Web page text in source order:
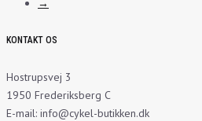
→
KONTAKT OS
Hostrupsvej 3
1950 Frederiksberg C
E-mail: info@cykel-butikken.dk